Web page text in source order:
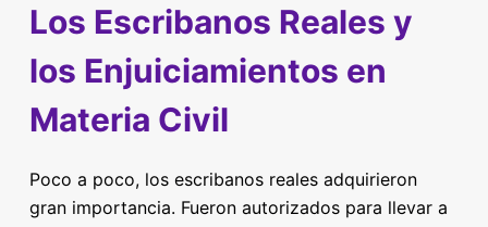
Los Escribanos Reales y
los Enjuiciamientos en
Materia Civil
Poco a poco, los escribanos reales adquirieron
gran importancia. Fueron autorizados para llevar a